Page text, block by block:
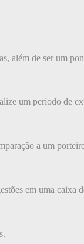
além de ser um
um período de
a um
em uma caixa